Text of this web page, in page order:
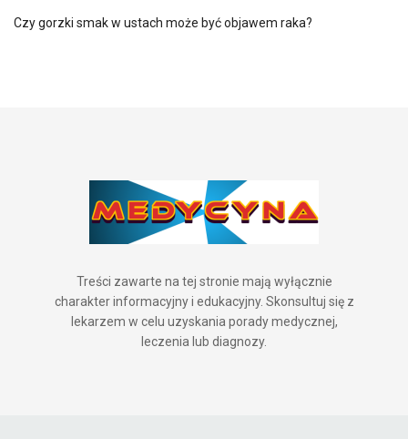
Czy gorzki smak w ustach może być objawem raka?
Treści zawarte na tej stronie mają wyłącznie
charakter informacyjny i edukacyjny. Skonsultuj się z
lekarzem w celu uzyskania porady medycznej,
leczenia lub diagnozy.